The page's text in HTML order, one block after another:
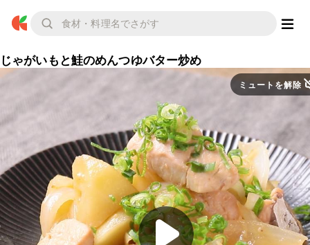
じゃがいもと鮭のめんつゆバター炒め
ミュートを解除